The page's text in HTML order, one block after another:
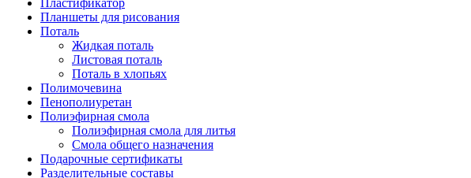
Пластификатор
Планшеты для рисования
Поталь
Жидкая поталь
Листовая поталь
Поталь в хлопьях
Полимочевина
Пенополиуретан
Полиэфирная смола
Полиэфирная смола для литья
Смола общего назначения
Подарочные сертификаты
Разделительные составы